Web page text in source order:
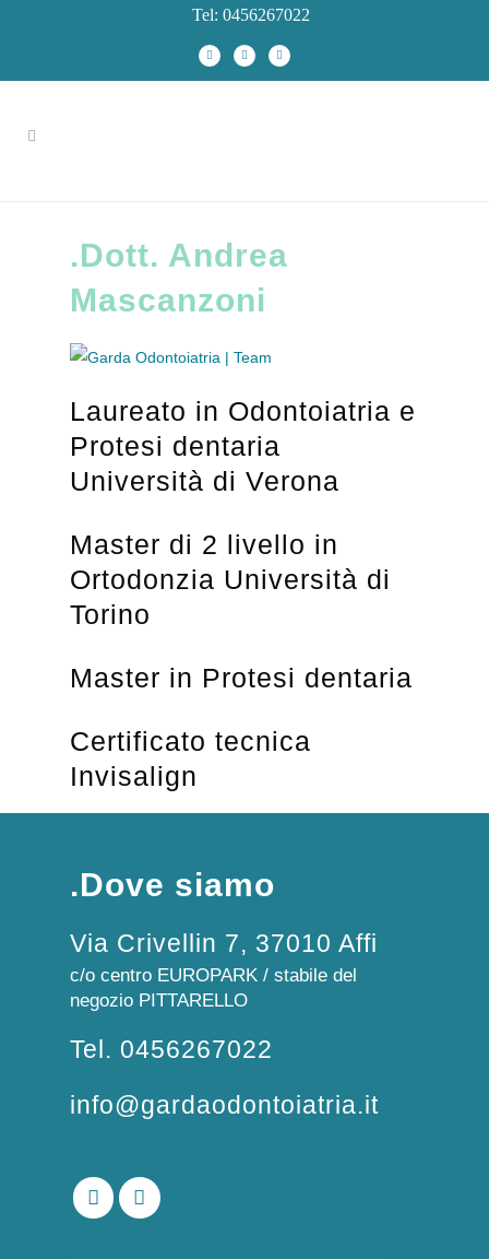
Tel: 0456267022
.Dott. Andrea
Mascanzoni
Laureato in Odontoiatria e
Protesi dentaria
Università di Verona
Master di 2 livello in
Ortodonzia Università di
Torino
Master in Protesi dentaria
Certificato tecnica
Invisalign
.Dove siamo
Via Crivellin 7, 37010 Affi
c/o centro EUROPARK / stabile del
negozio PITTARELLO
Tel. 0456267022
info@gardaodontoiatria.it